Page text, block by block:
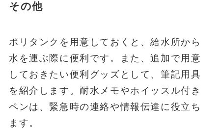
その他
ポリタンクを用意しておくと、給水所から
水を運ぶ際に便利です。また、追加で用意
しておきたい便利グッズとして、筆記用具
を紹介します。耐水メモやホイッスル付き
ペンは、緊急時の連絡や情報伝達に役立ち
ます。